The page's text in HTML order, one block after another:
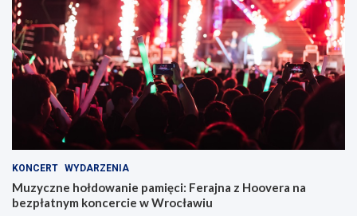
KONCERT WYDARZENIA
Muzyczne hołdowanie pamięci: Ferajna z Hoovera na
bezpłatnym koncercie w Wrocławiu